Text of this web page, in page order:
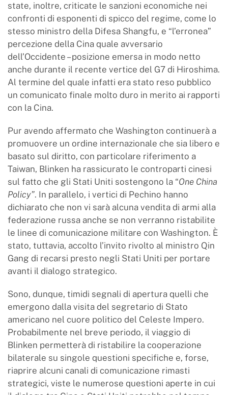
state, inoltre, criticate le sanzioni economiche nei
confronti di esponenti di spicco del regime, come lo
stesso ministro della Difesa Shangfu, e “l’erronea”
percezione della Cina quale avversario
dell’Occidente – posizione emersa in modo netto
anche durante il recente vertice del G7 di Hiroshima.
Al termine del quale infatti era stato reso pubblico
un comunicato finale molto duro in merito ai rapporti
con la Cina.
Pur avendo affermato che Washington continuerà a
promuovere un ordine internazionale che sia libero e
basato sul diritto, con particolare riferimento a
Taiwan, Blinken ha rassicurato le controparti cinesi
sul fatto che gli Stati Uniti sostengono la “One China
Policy”. In parallelo, i vertici di Pechino hanno
dichiarato che non vi sarà alcuna vendita di armi alla
federazione russa anche se non verranno ristabilite
le linee di comunicazione militare con Washington. È
stato, tuttavia, accolto l’invito rivolto al ministro Qin
Gang di recarsi presto negli Stati Uniti per portare
avanti il dialogo strategico.
Sono, dunque, timidi segnali di apertura quelli che
emergono dalla visita del segretario di Stato
americano nel cuore politico del Celeste Impero.
Probabilmente nel breve periodo, il viaggio di
Blinken permetterà di ristabilire la cooperazione
bilaterale su singole questioni specifiche e, forse,
riaprire alcuni canali di comunicazione rimasti
strategici, viste le numerose questioni aperte in cui